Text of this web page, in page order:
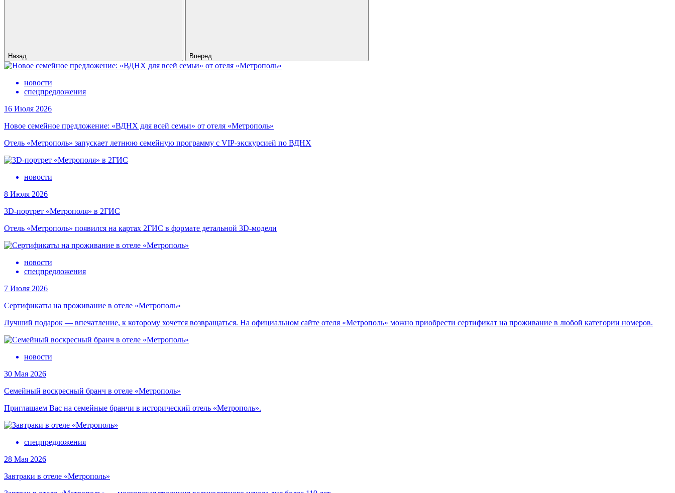
Назад Вперед
новости
спецпредложения
16 Июля 2026
Новое семейное предложение: «ВДНХ для всей семьи» от отеля «Метрополь»
Отель «Метрополь» запускает летнюю семейную программу с VIP-экскурсией по ВДНХ
новости
8 Июля 2026
3D-портрет «Метрополя» в 2ГИС
Отель «Метрополь» появился на картах 2ГИС в формате детальной 3D-модели
новости
спецпредложения
7 Июля 2026
Сертификаты на проживание в отеле «Метрополь»
Лучший подарок — впечатление, к которому хочется возвращаться. На официальном сайте отеля «Метрополь» можно приобрести сертификат на проживание в любой категории номеров.
новости
30 Мая 2026
Семейный воскресный бранч в отеле «Метрополь»
Приглашаем Вас на семейные бранчи в исторический отель «Метрополь».
спецпредложения
28 Мая 2026
Завтраки в отеле «Метрополь»